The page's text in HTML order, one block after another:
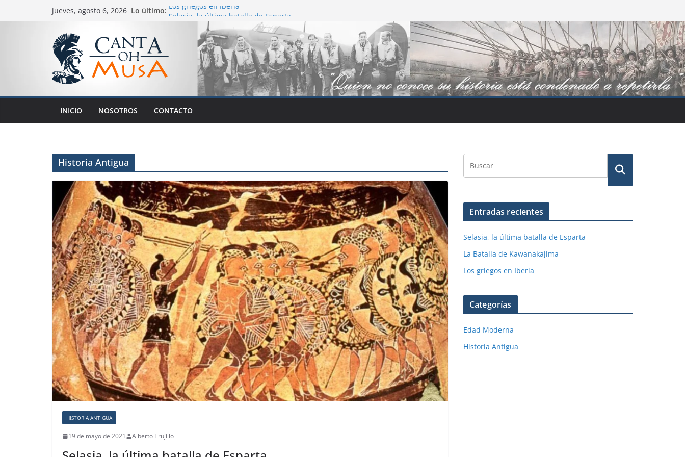
jueves, agosto 6, 2026 Lo último: Los griegos en Iberia
Selasia, la última batalla de Esparta
La Batalla de Kawanakajima
INICIO NOSOTROS CONTACTO
Historia Antigua
HISTORIA ANTIGUA
19 de mayo de 2021 Alberto Trujillo
Entradas recientes
Selasia, la última batalla de Esparta
La Batalla de Kawanakajima
Los griegos en Iberia
Categorías
Edad Moderna
Historia Antigua